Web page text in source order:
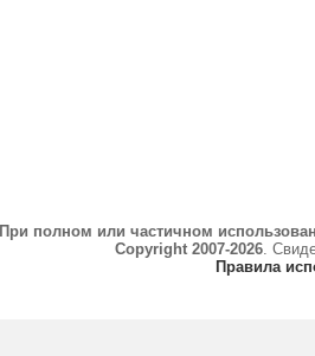
При полном или частичном
Copyright 2007-2026.
Правила